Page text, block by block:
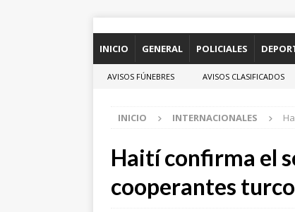
INICIO GENERAL POLICIALES
AVISOS FÚNEBRES AVISOS CLASIFICADOS
INICIO INTERNACIONALES
Haití confirma el
cooperantes